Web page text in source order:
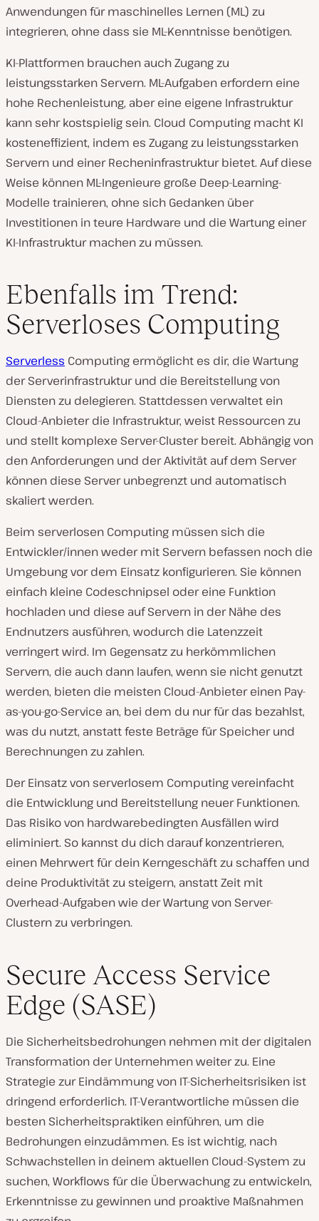
Anwendungen für maschinelles Lernen (ML) zu
integrieren, ohne dass sie ML-Kenntnisse benötigen.
KI-Plattformen brauchen auch Zugang zu
leistungsstarken Servern. ML-Aufgaben erfordern eine
hohe Rechenleistung, aber eine eigene Infrastruktur
kann sehr kostspielig sein. Cloud Computing macht KI
kosteneffizient, indem es Zugang zu leistungsstarken
Servern und einer Recheninfrastruktur bietet. Auf diese
Weise können ML-Ingenieure große Deep-Learning-
Modelle trainieren, ohne sich Gedanken über
Investitionen in teure Hardware und die Wartung einer
KI-Infrastruktur machen zu müssen.
Ebenfalls im Trend:
Serverloses Computing
Serverless Computing ermöglicht es dir, die Wartung
der Serverinfrastruktur und die Bereitstellung von
Diensten zu delegieren. Stattdessen verwaltet ein
Cloud-Anbieter die Infrastruktur, weist Ressourcen zu
und stellt komplexe Server-Cluster bereit. Abhängig von
den Anforderungen und der Aktivität auf dem Server
können diese Server unbegrenzt und automatisch
skaliert werden.
Beim serverlosen Computing müssen sich die
Entwickler/innen weder mit Servern befassen noch die
Umgebung vor dem Einsatz konfigurieren. Sie können
einfach kleine Codeschnipsel oder eine Funktion
hochladen und diese auf Servern in der Nähe des
Endnutzers ausführen, wodurch die Latenzzeit
verringert wird. Im Gegensatz zu herkömmlichen
Servern, die auch dann laufen, wenn sie nicht genutzt
werden, bieten die meisten Cloud-Anbieter einen Pay-
as-you-go-Service an, bei dem du nur für das bezahlst,
was du nutzt, anstatt feste Beträge für Speicher und
Berechnungen zu zahlen.
Der Einsatz von serverlosem Computing vereinfacht
die Entwicklung und Bereitstellung neuer Funktionen.
Das Risiko von hardwarebedingten Ausfällen wird
eliminiert. So kannst du dich darauf konzentrieren,
einen Mehrwert für dein Kerngeschäft zu schaffen und
deine Produktivität zu steigern, anstatt Zeit mit
Overhead-Aufgaben wie der Wartung von Server-
Clustern zu verbringen.
Secure Access Service
Edge (SASE)
Die Sicherheitsbedrohungen nehmen mit der digitalen
Transformation der Unternehmen weiter zu. Eine
Strategie zur Eindämmung von IT-Sicherheitsrisiken ist
dringend erforderlich. IT-Verantwortliche müssen die
besten Sicherheitspraktiken einführen, um die
Bedrohungen einzudämmen. Es ist wichtig, nach
Schwachstellen in deinem aktuellen Cloud-System zu
suchen, Workflows für die Überwachung zu entwickeln,
Erkenntnisse zu gewinnen und proaktive Maßnahmen